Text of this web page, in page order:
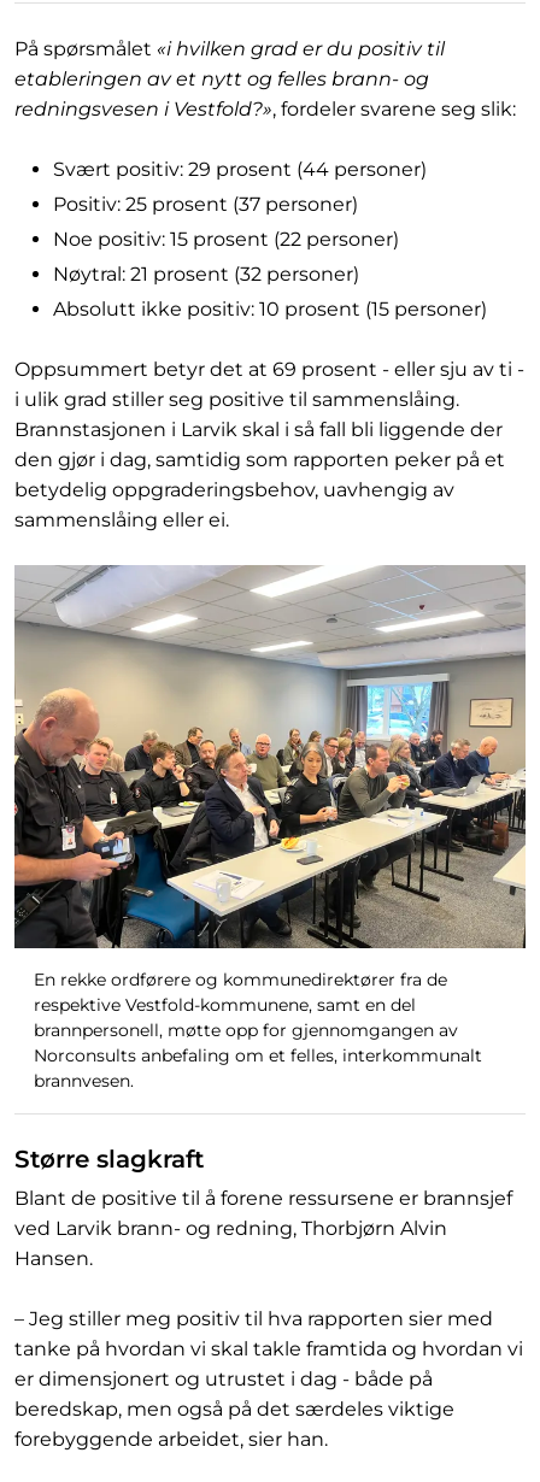
På spørsmålet «i hvilken grad er du positiv til
etableringen av et nytt og felles brann- og
redningsvesen i Vestfold?», fordeler svarene seg slik:
Svært positiv: 29 prosent (44 personer)
Positiv: 25 prosent (37 personer)
Noe positiv: 15 prosent (22 personer)
Nøytral: 21 prosent (32 personer)
Absolutt ikke positiv: 10 prosent (15 personer)
Oppsummert betyr det at 69 prosent - eller sju av ti -
i ulik grad stiller seg positive til sammenslåing.
Brannstasjonen i Larvik skal i så fall bli liggende der
den gjør i dag, samtidig som rapporten peker på et
betydelig oppgraderingsbehov, uavhengig av
sammenslåing eller ei.
En rekke ordførere og kommunedirektører fra de
respektive Vestfold-kommunene, samt en del
brannpersonell, møtte opp for gjennomgangen av
Norconsults anbefaling om et felles, interkommunalt
brannvesen.
Større slagkraft
Blant de positive til å forene ressursene er brannsjef
ved Larvik brann- og redning, Thorbjørn Alvin
Hansen.
– Jeg stiller meg positiv til hva rapporten sier med
tanke på hvordan vi skal takle framtida og hvordan vi
er dimensjonert og utrustet i dag - både på
beredskap, men også på det særdeles viktige
forebyggende arbeidet, sier han.